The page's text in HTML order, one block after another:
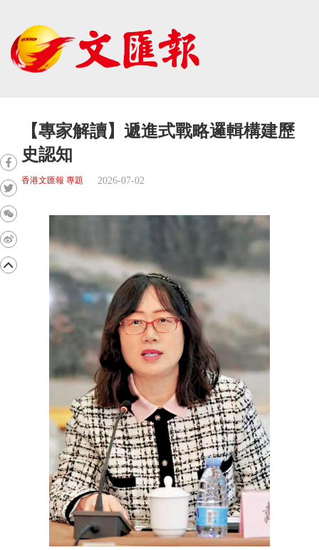
【專家解讀】遞進式戰略邏輯構建歷
史認知
香港文匯報 專題 2026-07-02